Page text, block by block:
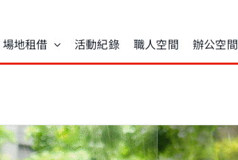
場地租借 活動紀錄 職人空間 辦公空間